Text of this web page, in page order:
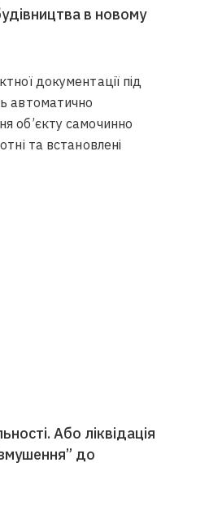
в новому
документації під
автоматично
об’єкту самочинно
та встановлені
Або ліквідація
до